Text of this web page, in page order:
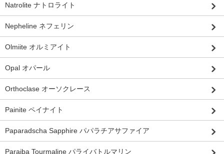
Natrolite ナトロライト
Nepheline ネフェリン
Olmiite オルミアイト
Opal オパール
Orthoclase オーソクレース
Painite ペイナイト
Paparadscha Sapphire パパラチアサファイア
Paraiba Tourmaline パライバトルマリン